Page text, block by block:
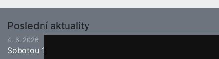
Poslední aktuality
4. 6. 2026
Sobotou 13.6.2026 bude ukončena jarní sezona.